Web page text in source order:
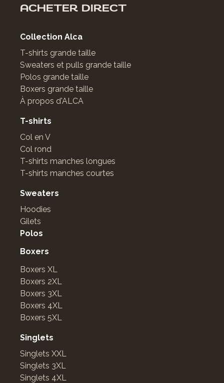
ACHETER DIRECT
Collection Alca
T-shirts grande taille
Sweaters et pulls grande taille
Polos grande taille
Boxers grande taille
À propos d'ALCA
T-shirts
Col en V
Col rond
T-shirts manches longues
T-shirts manches courtes
Sweaters
Hoodies
Gilets
Polos
Boxers
Boxers XL
Boxers 2XL
Boxers 3XL
Boxers 4XL
Boxers 5XL
Singlets
Singlets XXL
Singlets 3XL
Singlets 4XL